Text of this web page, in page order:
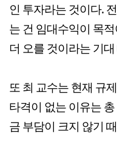
인 투자라는 것이다.
는 건 임대수익이 목
더 오를 것이라는 기
또 최 교수는 현재 규
타격이 없는 이유는
금 부담이 크지 않기